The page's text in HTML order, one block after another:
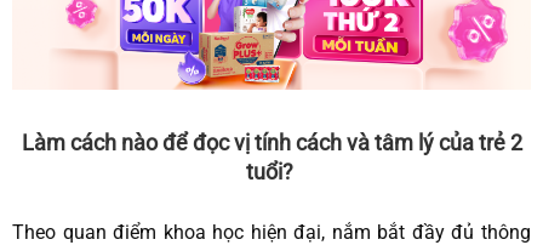
Làm cách nào để đọc vị tính cách và tâm lý của trẻ 2
tuổi?
Theo quan điểm khoa học hiện đại, nắm bắt đầy đủ thông